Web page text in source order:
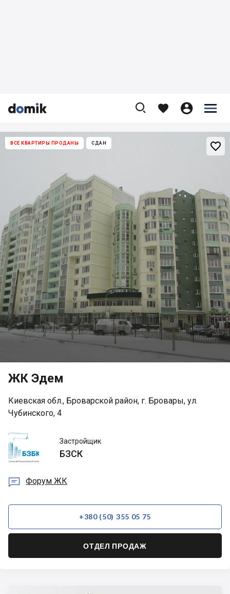


    


ВСЕ КВАРТИРЫ ПРОДАНЫ СДАН 
ЖК Эдем
Киевская обл., Броварской район, г. Бровары, ул.
Чубинского, 4
БЗСК Застройщик
БЗСК
 Форум ЖК
+380 (50) 355 05 75
ОТДЕЛ ПРОДАЖ